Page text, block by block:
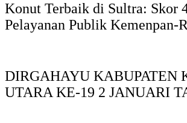
Konut Terbaik di Sultra: Skor
Pelayanan Publik Kemenpan-
DIRGAHAYU KABUPATEN
UTARA KE-19 2 JANUARI